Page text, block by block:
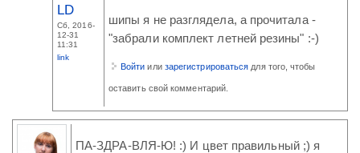
LD
Сб, 2016-
12-31
11:31
link
шипы я не разглядела, а прочитала -
"забрали комплект летней резины" :-)
Войти или зарегистрироваться для того, чтобы
оставить свой комментарий.
ПА-ЗДРА-ВЛЯ-Ю! :) И цвет правильный ;) я